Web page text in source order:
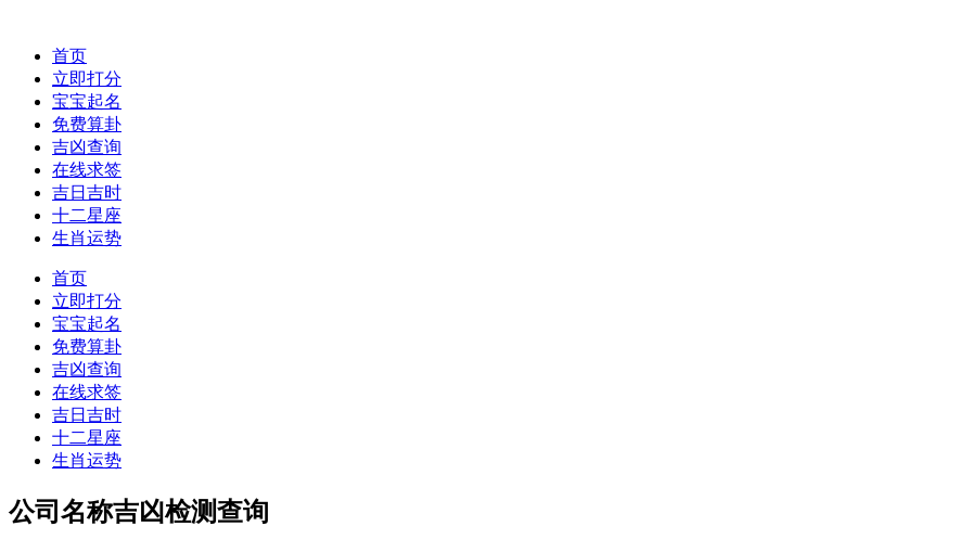
首页
立即打分
宝宝起名
免费算卦
吉凶查询
在线求签
吉日吉时
十二星座
生肖运势
首页
立即打分
宝宝起名
免费算卦
吉凶查询
在线求签
吉日吉时
十二星座
生肖运势
公司名称吉凶检测查询